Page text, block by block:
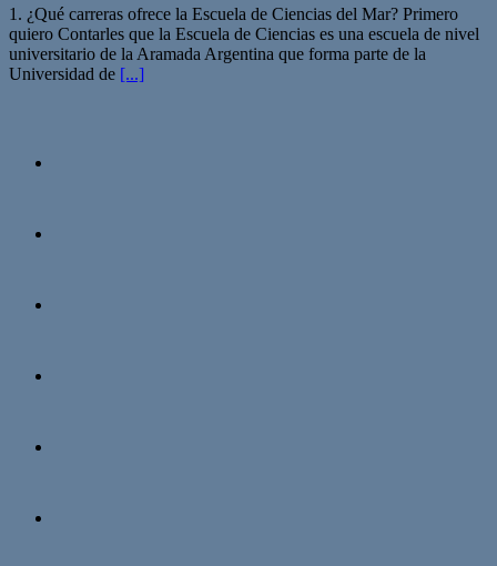
1. ¿Qué carreras ofrece la Escuela de Ciencias del Mar? Primero
quiero Contarles que la Escuela de Ciencias es una escuela de nivel
universitario de la Aramada Argentina que forma parte de la
Universidad de [...]